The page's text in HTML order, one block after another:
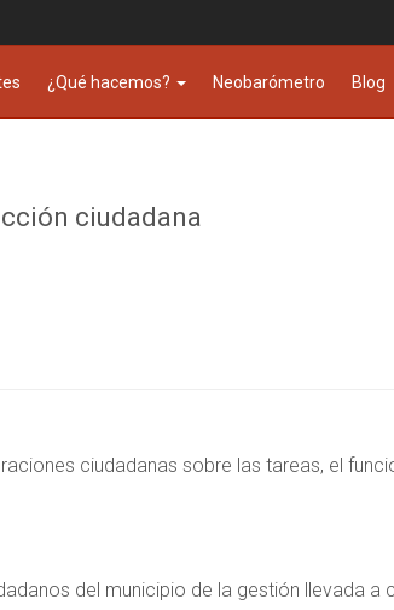
¿Qué hacemos? Neobarómetro Blog
ciudadana
ciudadanas sobre las tareas, el
del municipio de la gestión llevada